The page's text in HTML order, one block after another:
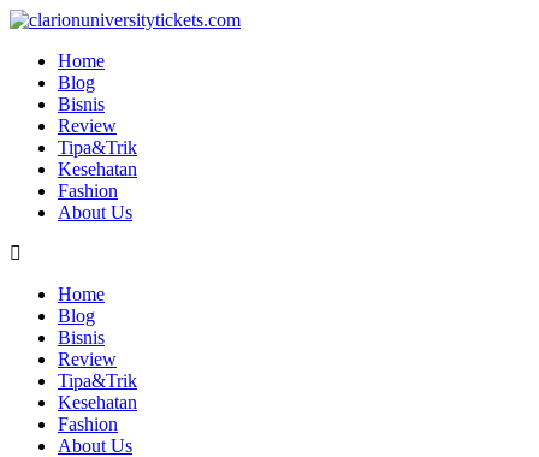
Skip
contentHome
Blog
Bisnis
Review
Tipa&Trik
Kesehatan
Fashion
About Us
Home
Blog
Bisnis
Review
Tipa&Trik
Kesehatan
Fashion
About Us